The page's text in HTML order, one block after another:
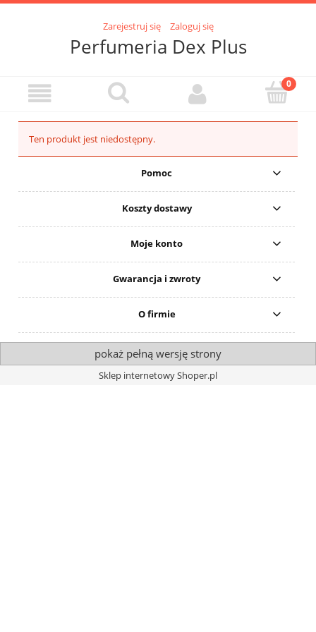
Zarejestruj się Zaloguj się
Perfumeria Dex Plus
Ten produkt jest niedostępny.
Pomoc
Koszty dostawy
Moje konto
Gwarancja i zwroty
O firmie
pokaż pełną wersję strony
Sklep internetowy Shoper.pl